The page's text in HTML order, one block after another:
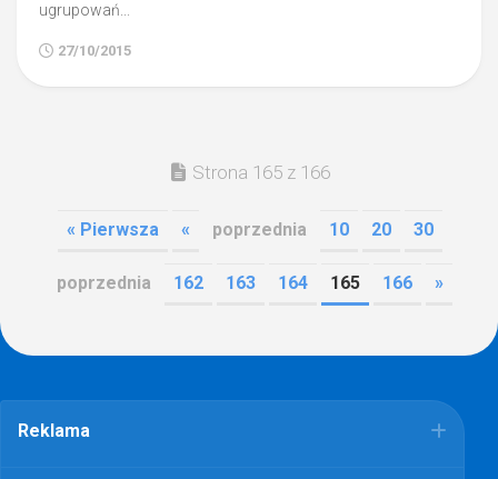
ugrupowań...
27/10/2015
Strona 165 z 166
« Pierwsza « poprzednia 10 20 30
poprzednia 162 163 164 165 166 »
Reklama